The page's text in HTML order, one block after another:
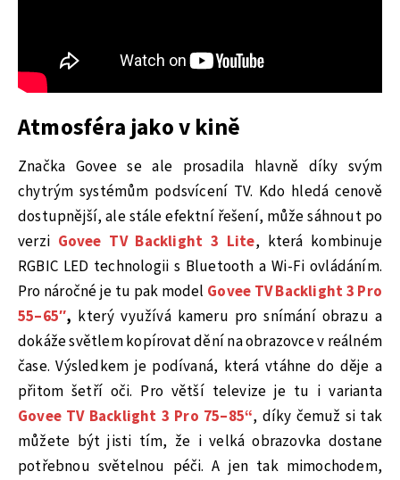
Atmosféra jako v kině
Značka Govee se ale prosadila hlavně díky svým
chytrým systémům podsvícení TV. Kdo hledá cenově
dostupnější, ale stále efektní řešení, může sáhnout po
verzi Govee TV Backlight 3 Lite, která kombinuje
RGBIC LED technologii s Bluetooth a Wi-Fi ovládáním.
Pro náročné je tu pak model Govee TV Backlight 3 Pro
55–65″, který využívá kameru pro snímání obrazu a
dokáže světlem kopírovat dění na obrazovce v reálném
čase. Výsledkem je podívaná, která vtáhne do děje a
přitom šetří oči. Pro větší televize je tu i varianta
Govee TV Backlight 3 Pro 75–85“, díky čemuž si tak
můžete být jisti tím, že i velká obrazovka dostane
potřebnou světelnou péči. A jen tak mimochodem,